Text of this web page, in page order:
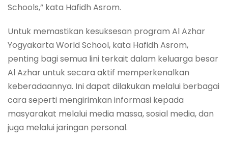
Schools,” kata Hafidh Asrom.
Untuk memastikan kesuksesan program Al Azhar
Yogyakarta World School, kata Hafidh Asrom,
penting bagi semua lini terkait dalam keluarga besar
Al Azhar untuk secara aktif memperkenalkan
keberadaannya. Ini dapat dilakukan melalui berbagai
cara seperti mengirimkan informasi kepada
masyarakat melalui media massa, sosial media, dan
juga melalui jaringan personal.